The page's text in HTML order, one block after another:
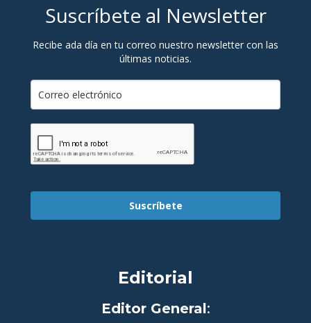
Suscríbete al Newsletter
Recibe ada día en tu correo nuestro newsletter con las
últimas noticias.
Suscríbete
Editorial
Editor General :